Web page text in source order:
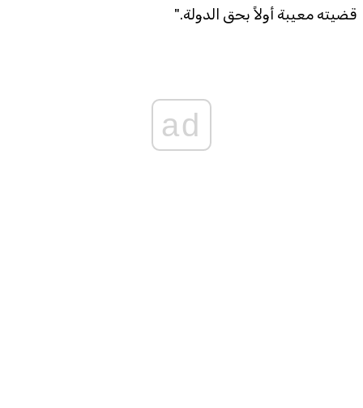
TTV
TTV Plus
قضيته معيبة أولاً بحق الدولة."
ad